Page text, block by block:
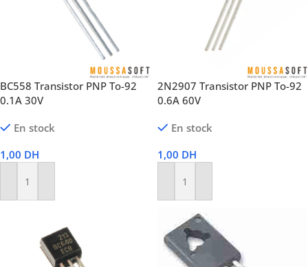
BC558 Transistor PNP To-92
0.1A 30V
En stock
1,00 DH
Ajouter Au Panier
2N2907 Transistor PNP To-92
0.6A 60V
En stock
1,00 DH
Ajouter Au Panier